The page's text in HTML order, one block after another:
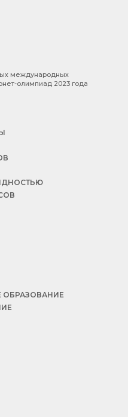
международных
олимпиад 2023 года
ОБРАЗОВАНИЕ